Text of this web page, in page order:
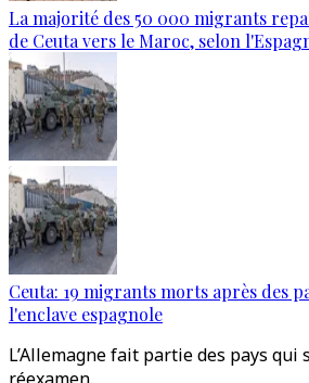
La majorité des 50 000 migrants
de Ceuta vers le Maroc, selon
Ceuta: 19 migrants morts après des
l'enclave espagnole
L’Allemagne fait partie des pays qui